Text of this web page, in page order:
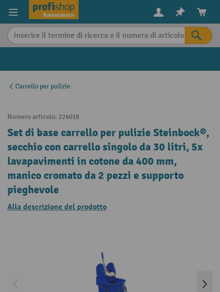
content
Carrello per pulizie
Numero articolo: 224018
Set di base carrello per pulizie Steinbock®,
secchio con carrello singolo da 30 litri, 5x
lavapavimenti in cotone da 400 mm,
manico cromato da 2 pezzi e supporto
pieghevole
Alla descrizione del prodotto